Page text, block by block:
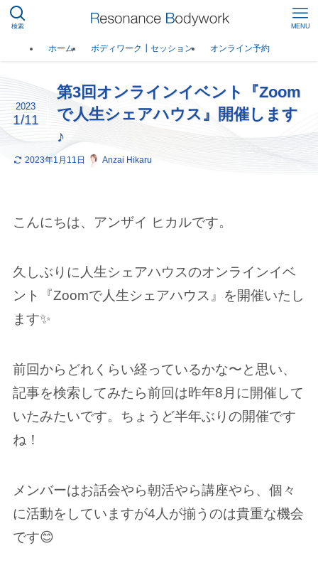
検索 MENU
ホーム ボディワーク┃セッション オンライン予約
第3回オンラインイベント『Zoom
で人生シェアハウス』開催します
♪
2023
1/11
2023年1月11日 Anzai Hikaru
こんにちは、アンザイ ヒカルです。
久しぶりに人生シェアハウスのオンラインイベ
ント『Zoomで人生シェアハウス』を開催いたし
ます✨
前回からどれくらい経っているかな〜と思い、
記事を検索してみたら前回は昨年8月に開催して
いたみたいです。ちょうど半年ぶりの開催です
ね！
メンバーはお話会やら朝活やら講座やら、個々
に活動をしていますが4人が揃うのは貴重な機会
です😊